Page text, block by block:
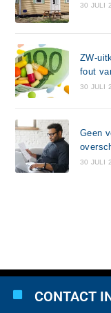
30 JULI
ZW-
fout
30 JULI
Geen
30 JULI
CONTACT